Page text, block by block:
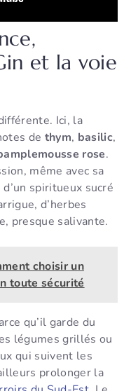
et la voie
Ici, la
de thym, basilic,
rose.
même avec sa
spiritueux sucré
d’herbes
presque salivante.
choisir un
toute sécurité
qu’il garde du
légumes grillés ou
qui suivent les
prolonger la